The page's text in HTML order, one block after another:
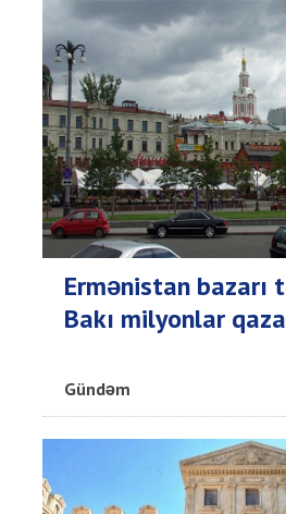
Ermənistan bazarı
Bakı milyonlar
Gündəm